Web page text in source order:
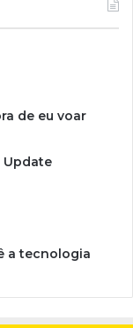
de eu voar
Update
a tecnologia